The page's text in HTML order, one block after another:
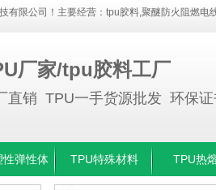
有限公司！主要经营： tpu胶料,聚醚防火阻燃电
厂家/tpu胶料工厂
直销 TPU一手货源批发 环保证
性弹性体 TPU特殊材料 TPU热